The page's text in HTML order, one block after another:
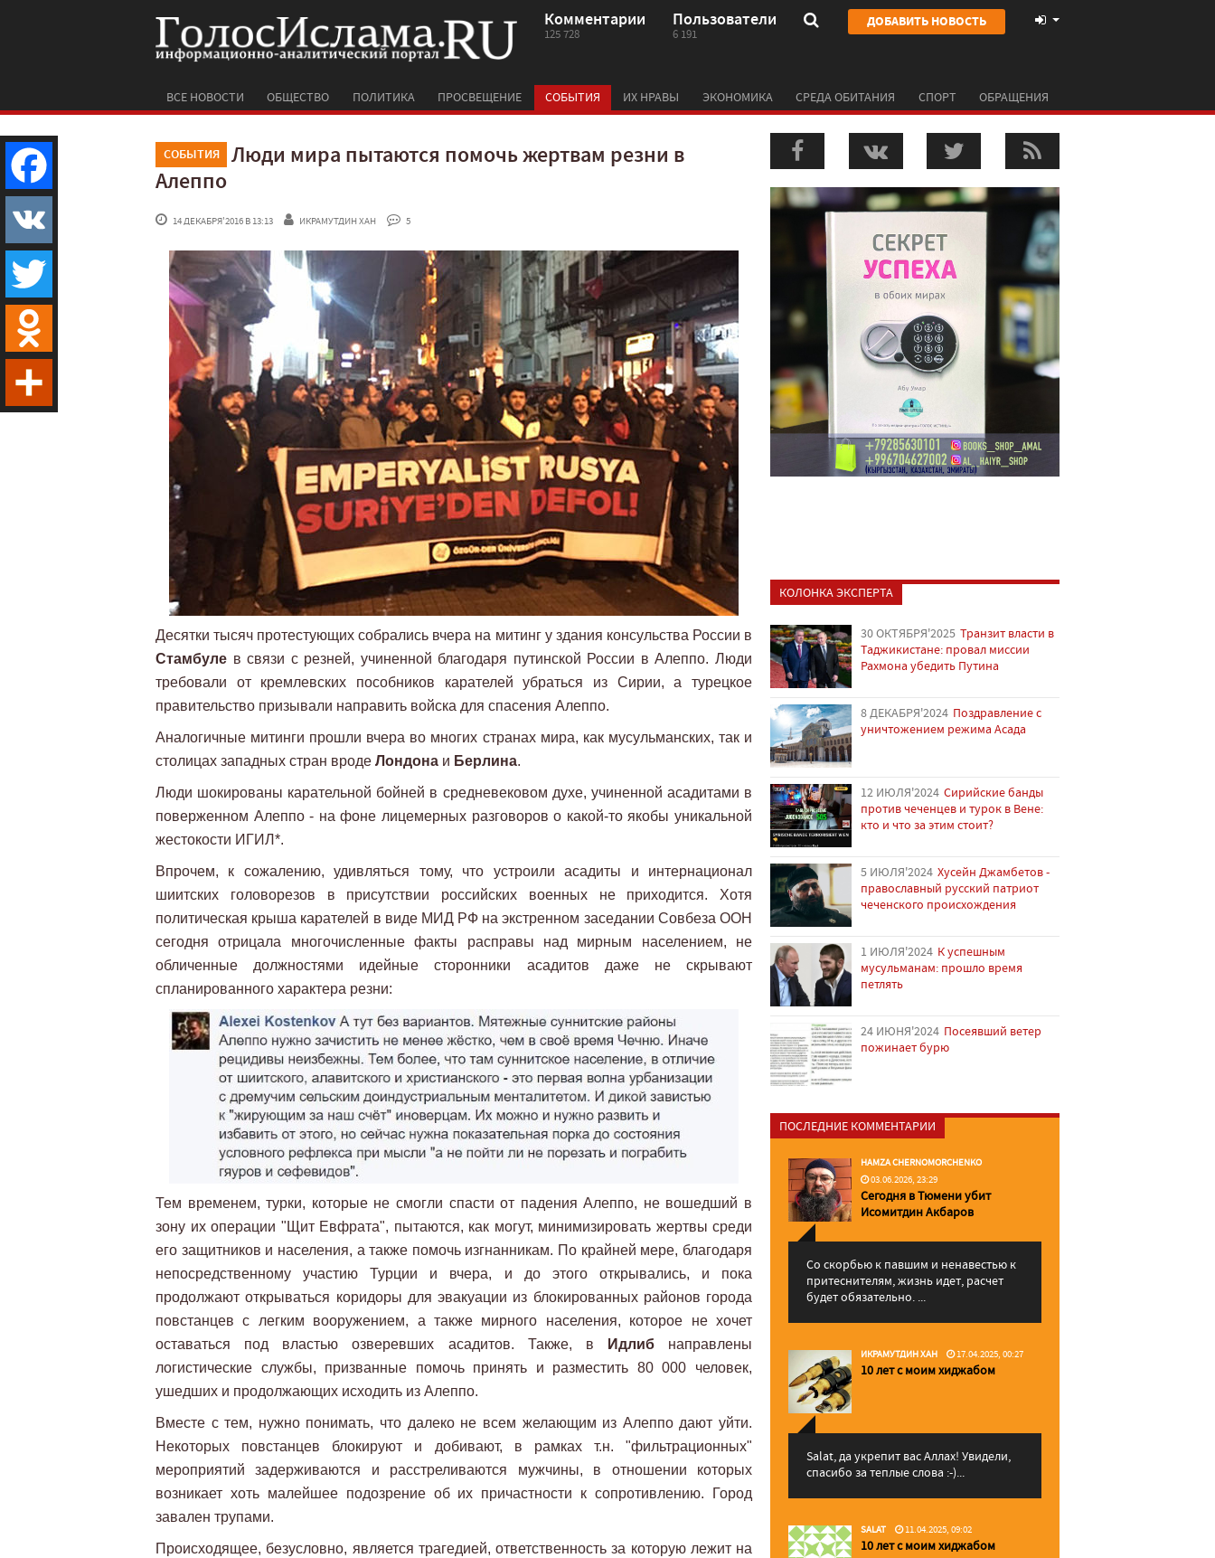
Комментарии
125 728
Пользователи
6 191
ДОБАВИТЬ НОВОСТЬ
ВСЕ НОВОСТИ ОБЩЕСТВО ПОЛИТИКА ПРОСВЕЩЕНИЕ СОБЫТИЯ ИХ НРАВЫ ЭКОНОМИКА СРЕДА ОБИТАНИЯ СПОРТ ОБРАЩЕНИЯ
СОБЫТИЯ
Люди мира пытаются помочь жертвам резни в
Алеппо
14 ДЕКАБРЯ'2016 В 13:13 ИКРАМУТДИН ХАН 5
Десятки тысяч протестующих собрались вчера на митинг у здания консульства России в
Стамбуле в связи с резней, учиненной благодаря путинской России в Алеппо. Люди
требовали от кремлевских пособников карателей убраться из Сирии, а турецкое
правительство призывали направить войска для спасения Алеппо.
Аналогичные митинги прошли вчера во многих странах мира, как мусульманских, так и
столицах западных стран вроде Лондона и Берлина.
Люди шокированы карательной бойней в средневековом духе, учиненной асадитами в
поверженном Алеппо - на фоне лицемерных разговоров о какой-то якобы уникальной
жестокости ИГИЛ*.
Впрочем, к сожалению, удивляться тому, что устроили асадиты и интернационал
шиитских головорезов в присутствии российских военных не приходится. Хотя
политическая крыша карателей в виде МИД РФ на экстренном заседании Совбеза ООН
сегодня отрицала многочисленные факты расправы над мирным населением, не
обличенные должностями идейные сторонники асадитов даже не скрывают
спланированного характера резни:
Тем временем, турки, которые не смогли спасти от падения Алеппо, не вошедший в
зону их операции "Щит Евфрата", пытаются, как могут, минимизировать жертвы среди
его защитников и населения, а также помочь изгнанникам. По крайней мере, благодаря
непосредственному участию Турции и вчера, и до этого открывались, и пока
продолжают открываться коридоры для эвакуации из блокированных районов города
повстанцев с легким вооружением, а также мирного населения, которое не хочет
оставаться под властью озверевших асадитов. Также, в
Идлибнаправлены
логистические службы, призванные помочь принять и разместить 80 000 человек,
ушедших и продолжающих исходить из Алеппо.
Вместе с тем, нужно понимать, что далеко не всем желающим из Алеппо дают уйти.
Некоторых повстанцев блокируют и добивают, в рамках т.н. "фильтрационных"
мероприятий задерживаются и расстреливаются мужчины, в отношении которых
возникает хоть малейшее подозрение об их причастности к сопротивлению. Город
завален трупами.
Происходящее, безусловно, является трагедией, ответственность за которую лежит на
КОЛОНКА ЭКСПЕРТА
30 ОКТЯБРЯ'2025 Транзит власти в
Таджикистане: провал миссии
Рахмона убедить Путина
8 ДЕКАБРЯ'2024 Поздравление с
уничтожением режима Асада
12 ИЮЛЯ'2024 Сирийские банды
против чеченцев и турок в Вене:
кто и что за этим стоит?
5 ИЮЛЯ'2024 Хусейн Джамбетов -
православный русский патриот
чеченского происхождения
1 ИЮЛЯ'2024 К успешным
мусульманам: прошло время
петлять
24 ИЮНЯ'2024 Посеявший ветер
пожинает бурю
ПОСЛЕДНИЕ КОММЕНТАРИИ
HAMZA CHERNOMORCHENKO
03.06.2026, 23:29
Сегодня в Тюмени убит
Исомитдин Акбаров
Со скорбью к павшим и ненавестью к
притеснителям, жизнь идет, расчет
будет обязательно. ...
ИКРАМУТДИН ХАН 17.04.2025, 00:27
10 лет с моим хиджабом
Salat, да укрепит вас Аллаx! Увидели,
спасибо за теплые слова :-)...
SALAT 11.04.2025, 09:02
10 лет с моим хиджабом
Facebook
VK
Twitter
Odnoklassniki